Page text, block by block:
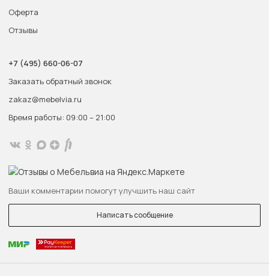
Оферта
Отзывы
+7 (495) 660-06-07
Заказать обратный звонок
zakaz@mebelvia.ru
Время работы: 09:00 – 21:00
Ваши комментарии помогут улучшить наш сайт
Написать сообщение